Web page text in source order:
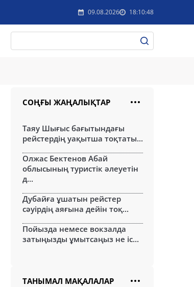
09.08.2026 18:10:48
СОҢҒЫ ЖАҢАЛЫҚТАР
Таяу Шығыс бағытындағы
рейстердің уақытша тоқтаты...
Олжас Бектенов Абай
облысының туристік әлеуетін
д...
Дубайға ұшатын рейстер
сәуірдің аяғына дейін тоқ...
Пойызда немесе вокзалда
затыңызды ұмытсаңыз не іс...
ТАНЫМАЛ МАҚАЛАЛАР